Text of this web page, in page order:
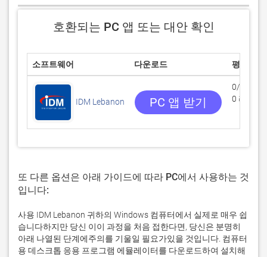
호환되는 PC 앱 또는 대안 확인
소프트웨어 다운로드 평점
IDM Lebanon PC 앱 받기
0/5
0 리뷰
또 다른 옵션은 아래 가이드에 따라 PC에서 사용하는 것
입니다:
사용 IDM Lebanon 귀하의 Windows 컴퓨터에서 실제로 매우 쉽
습니다하지만 당신 이이 과정을 처음 접한다면, 당신은 분명히
아래 나열된 단계에주의를 기울일 필요가있을 것입니다. 컴퓨터
용 데스크톱 응용 프로그램 에뮬레이터를 다운로드하여 설치해